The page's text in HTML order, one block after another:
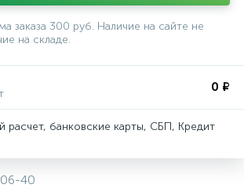
заказа 300 руб. Наличие на сайте не
на складе.
0 ₽
расчет, банковские карты, СБП, Кредит
40